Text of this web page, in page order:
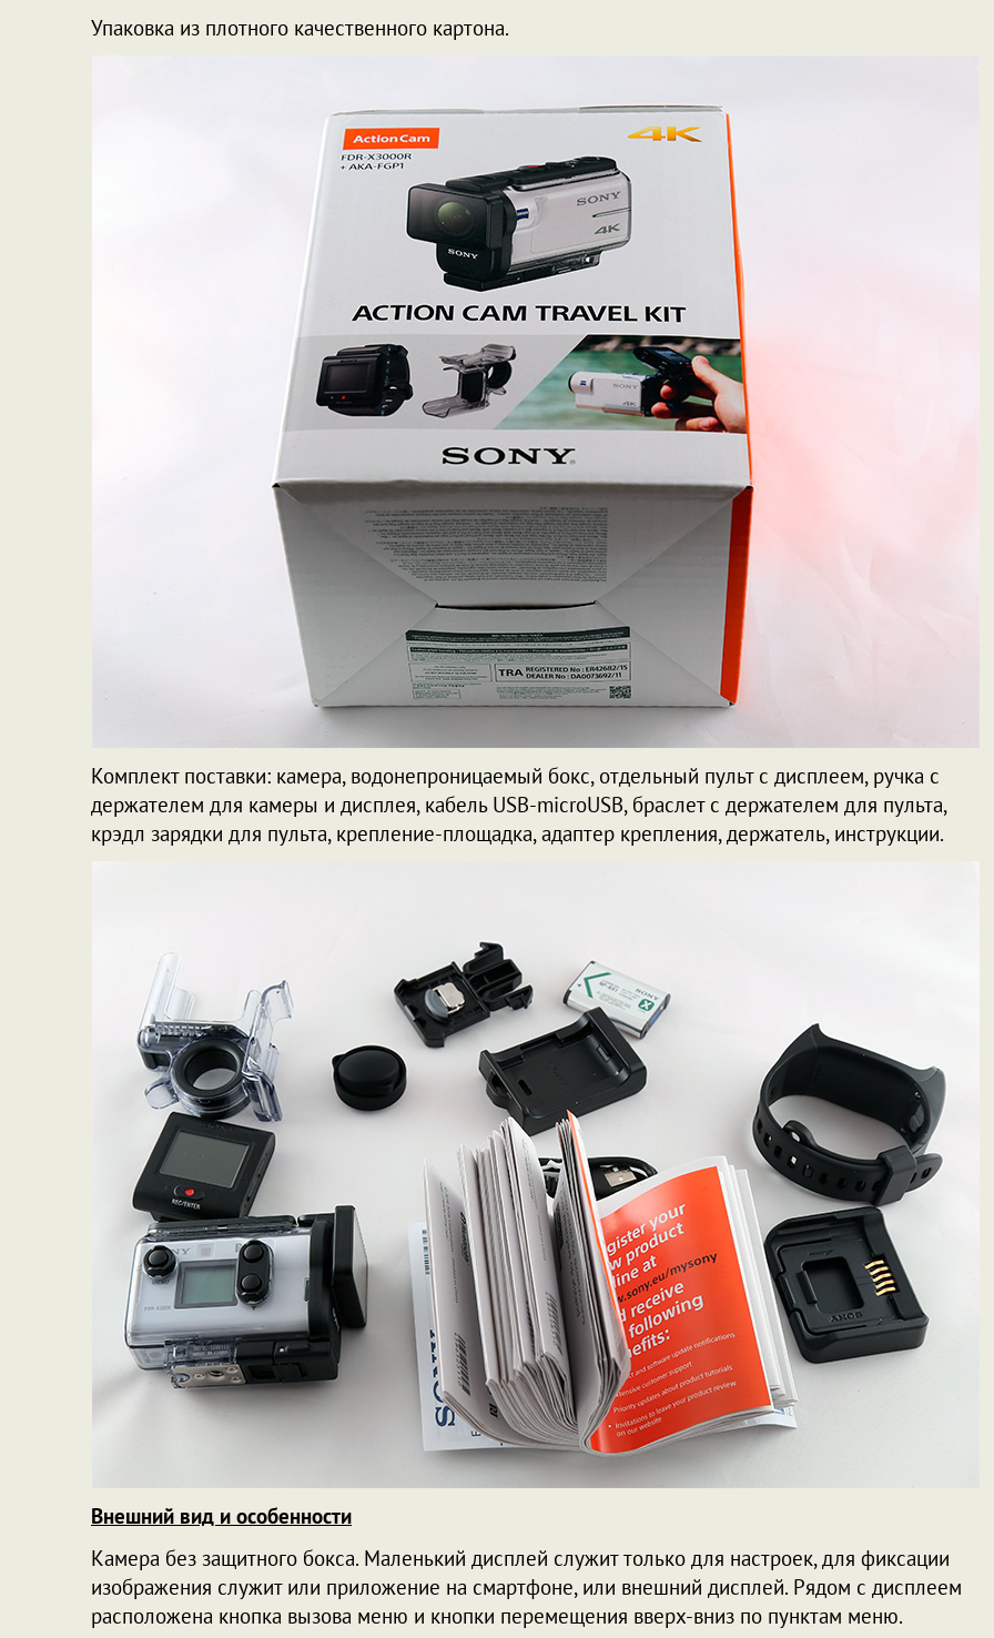
Упаковка из плотного качественного картона.
Комплект поставки: камера, водонепроницаемый бокс, отдельный пульт с дисплеем, ручка с
держателем для камеры и дисплея, кабель USB-microUSB, браслет с держателем для пульта,
крэдл зарядки для пульта, крепление-площадка, адаптер крепления, держатель, инструкции.
Внешний вид и особенности
Камера без защитного бокса. Маленький дисплей служит только для настроек, для фиксации
изображения служит или приложение на смартфоне, или внешний дисплей. Рядом с дисплеем
расположена кнопка вызова меню и кнопки перемещения вверх-вниз по пунктам меню.